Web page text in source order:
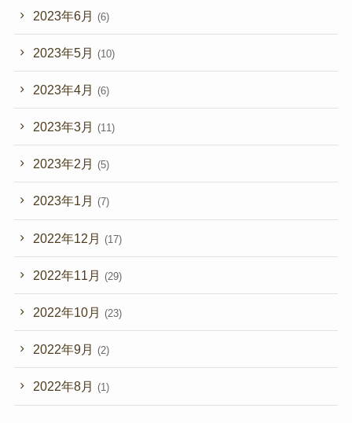
2023年6月 (6)
2023年5月 (10)
2023年4月 (6)
2023年3月 (11)
2023年2月 (5)
2023年1月 (7)
2022年12月 (17)
2022年11月 (29)
2022年10月 (23)
2022年9月 (2)
2022年8月 (1)